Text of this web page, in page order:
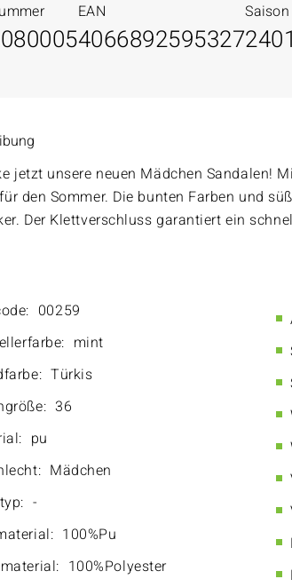
EAN
4066892595327
Saison
2401
jetzt unsere neuen Mädchen Sandalen!
den Sommer. Die bunten Farben und
Der Klettverschluss garantiert ein
00259
mint
Türkis
36
pu
Mädchen
-
100%Pu
100%Polyester